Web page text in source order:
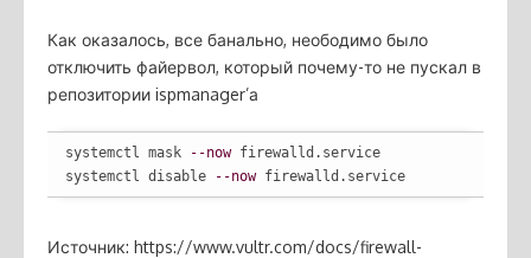
Как оказалось, все банально, неободимо было
отключить файервол, который почему-то не пускал в
репозитории ispmanager’а
systemctl mask --now firewalld.service
systemctl disable
--now firewalld.service
Источник: https://www.vultr.com/docs/firewall-